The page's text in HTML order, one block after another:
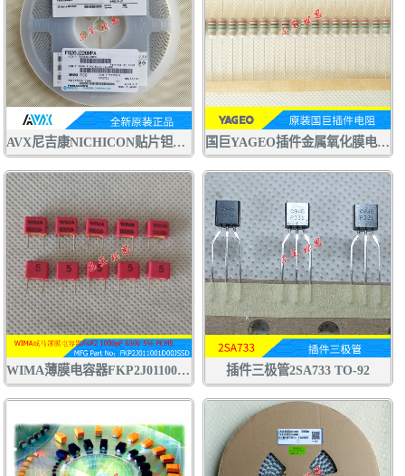
AVX尼吉康NICHICON贴片钽电容F920J226MPA 22UF6.3V P型0805 国巨YAGEO插件金属氧化膜电阻RSF
WIMA薄膜电容器FKP2J011001D00JSSD 1000pF 630V 5% 102J630V 插件三极管2SA733 TO-92